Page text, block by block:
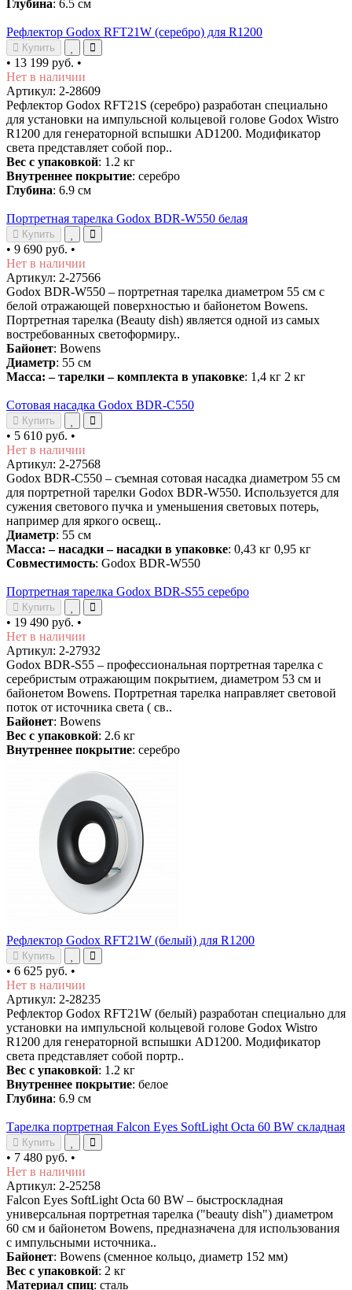
Глубина: 6.5 см
Рефлектор Godox RFT21W (серебро) для R1200
Купить
• 13 199 руб. •
Нет в наличии
Артикул: 2-28609
Рефлектор Godox RFT21S (серебро) разработан специально
для установки на импульсной кольцевой голове Godox Wistro
R1200 для генераторной вспышки AD1200. Модификатор
света представляет собой пор..
Вес с упаковкой: 1.2 кг
Внутреннее покрытие: серебро
Глубина: 6.9 см
Портретная тарелка Godox BDR-W550 белая
Купить
• 9 690 руб. •
Нет в наличии
Артикул: 2-27566
Godox BDR-W550 – портретная тарелка диаметром 55 см с
белой отражающей поверхностью и байонетом Bowens.
Портретная тарелка (Beauty dish) является одной из самых
востребованных светоформиру..
Байонет: Bowens
Диаметр: 55 см
Масса: – тарелки – комплекта в упаковке: 1,4 кг 2 кг
Сотовая насадка Godox BDR-C550
Купить
• 5 610 руб. •
Нет в наличии
Артикул: 2-27568
Godox BDR-C550 – cъемная сотовая насадка диаметром 55 см
для портретной тарелки Godox BDR-W550. Используется для
сужения светового пучка и уменьшения световых потерь,
например для яркого освещ..
Диаметр: 55 см
Масса: – насадки – насадки в упаковке: 0,43 кг 0,95 кг
Совместимость: Godox BDR-W550
Портретная тарелка Godox BDR-S55 серебро
Купить
• 19 490 руб. •
Нет в наличии
Артикул: 2-27932
Godox BDR-S55 – профессиональная портретная тарелка с
серебристым отражающим покрытием, диаметром 53 см и
байонетом Bowens. Портретная тарелка направляет световой
поток от источника света ( св..
Байонет: Bowens
Вес с упаковкой: 2.6 кг
Внутреннее покрытие: серебро
Рефлектор Godox RFT21W (белый) для R1200
Купить
• 6 625 руб. •
Нет в наличии
Артикул: 2-28235
Рефлектор Godox RFT21W (белый) разработан специально для
установки на импульсной кольцевой голове Godox Wistro
R1200 для генераторной вспышки AD1200. Модификатор
света представляет собой портр..
Вес с упаковкой: 1.2 кг
Внутреннее покрытие: белое
Глубина: 6.9 см
Тарелка портретная Falcon Eyes SoftLight Octa 60 BW складная
Купить
• 7 480 руб. •
Нет в наличии
Артикул: 2-25258
Falcon Eyes SoftLight Octa 60 BW – быстроскладная
универсальная портретная тарелка ("beauty dish") диаметром
60 см и байонетом Bowens, предназначена для использования
с импульсными источника..
Байонет: Bowens (сменное кольцо, диаметр 152 мм)
Вес с упаковкой: 2 кг
Материал спиц: сталь